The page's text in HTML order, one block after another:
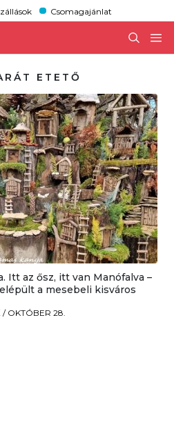
Csomagajánlat
ETETŐ
Itt az ősz, itt van Manófalva –
a mesebeli kisváros
/ OKTÓBER 28.